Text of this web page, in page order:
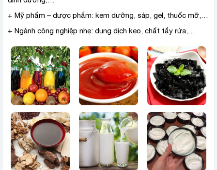
+ Mỹ phẩm – dược phẩm: kem dưỡng, sáp, gel, thuốc mỡ,…
+ Ngành công nghiệp nhẹ: dung dịch keo, chất tẩy rửa,…